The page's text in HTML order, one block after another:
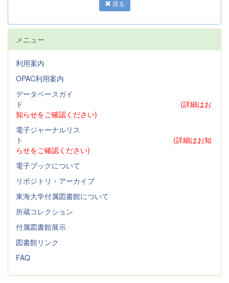
戻る
メニュー
利用案内
OPAC利用案内
データベースガイ
ド
(詳細はお
知らせをご確認ください)
電子ジャーナルリス
ト
(詳細はお知
らせをご確認ください)
電子ブックについて
リポジトリ・アーカイブ
東海大学付属図書館について
所蔵コレクション
付属図書館展示
図書館リンク
FAQ